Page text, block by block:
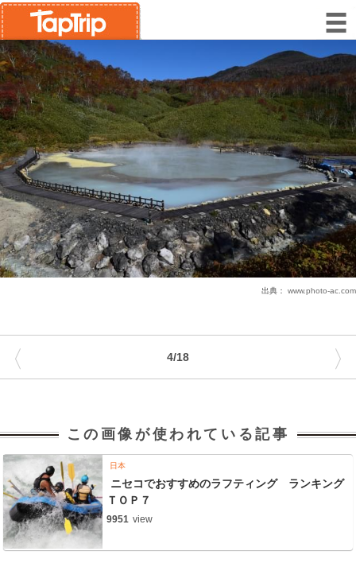
出典： www.photo-ac.com
4/18
〈 〉
この画像が使われている記事
日本
ニセコでおすすめのラフティング ランキング
ＴＯＰ７
9951 view